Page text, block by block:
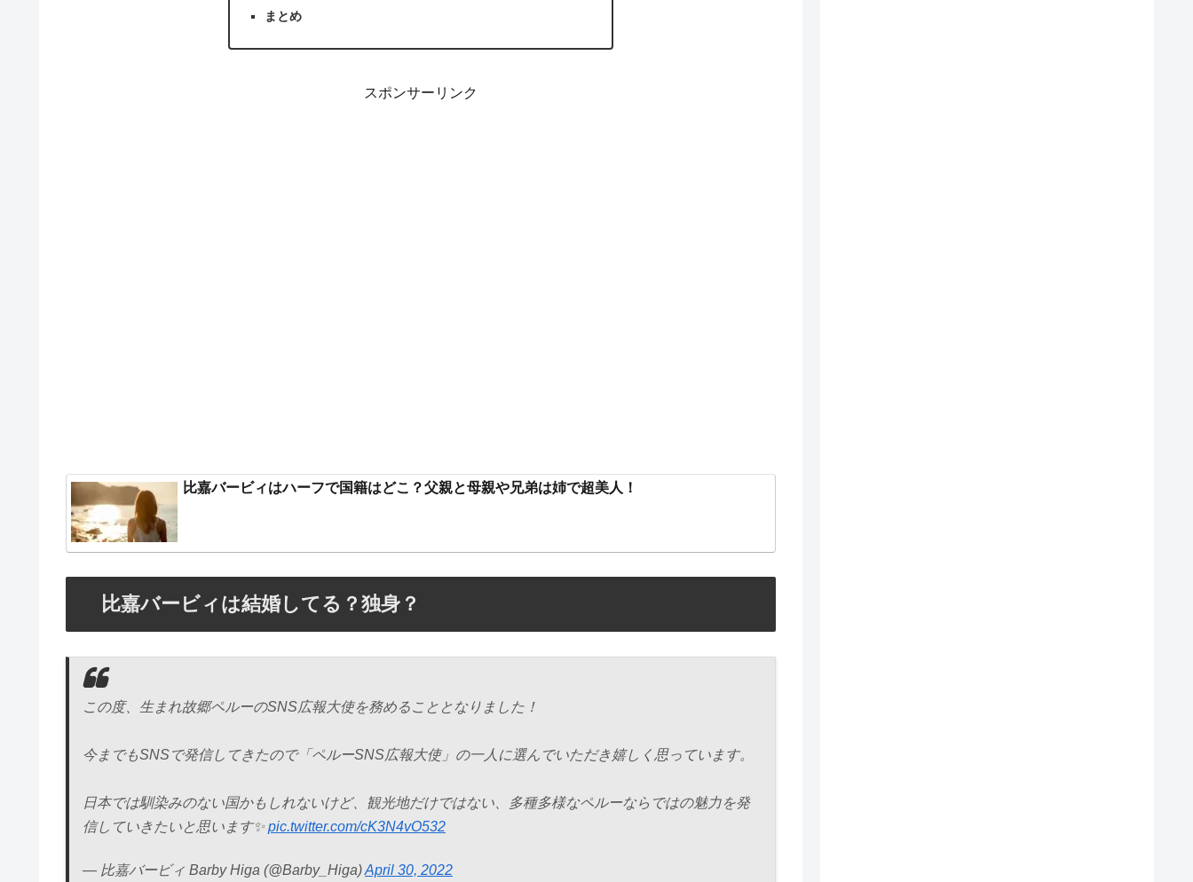
まとめ
スポンサーリンク
比嘉バービィはハーフで国籍はどこ？父親と母親や兄弟は姉で超美人！
比嘉バービィは結婚してる？独身？
この度、生まれ故郷ペルーのSNS広報大使を務めることとなりました！
今までもSNSで発信してきたので「ペルーSNS広報大使」の一人に選んでいただき嬉しく思っています。
日本では馴染みのない国かもしれないけど、観光地だけではない、多種多様なペルーならではの魅力を発
信していきたいと思います✨pic.twitter.com/cK3N4vO532
— 比嘉バービィ Barby Higa (@Barby_Higa)April 30, 2022